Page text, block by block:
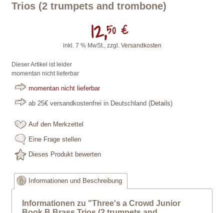
Trios (2 trumpets and trombone)
12,50 €
inkl. 7 % MwSt., zzgl. Versandkosten
Dieser Artikel ist leider
momentan nicht lieferbar
momentan nicht lieferbar
ab 25€ versandkostenfrei in Deutschland (Details)
Auf den Merkzettel
Eine Frage stellen
Dieses Produkt bewerten
Informationen und Beschreibung
Informationen zu "Three's a Crowd Junior